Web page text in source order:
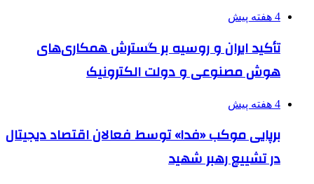
4 هفته پیش
تأکید ایران و روسیه بر گسترش همکاری‌های
هوش مصنوعی و دولت الکترونیک
4 هفته پیش
برپایی موکب «فدا» توسط فعالان اقتصاد دیجیتال
در تشییع رهبر شهید